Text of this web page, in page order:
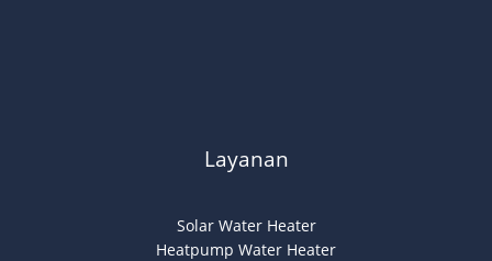
Layanan
Solar Water Heater
Heatpump Water Heater